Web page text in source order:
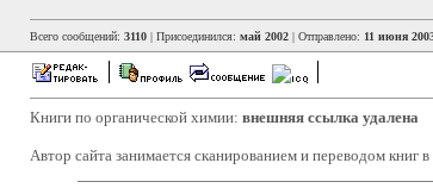
Всего сообщений: 3110 | Присоединился: май 2002 | Отправлено: 11 июня
Книги по органической химии: внешняя ссылка удалена
Автор сайта занимается сканированием и переводом книг